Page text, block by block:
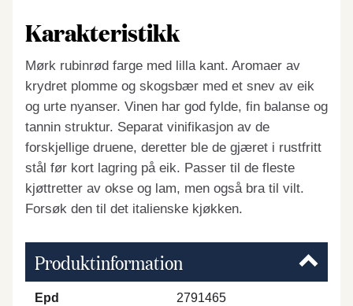
Karakteristikk
Mørk rubinrød farge med lilla kant. Aromaer av
krydret plomme og skogsbær med et snev av eik
og urte nyanser. Vinen har god fylde, fin balanse og
tannin struktur. Separat vinifikasjon av de
forskjellige druene, deretter ble de gjæret i rustfritt
stål før kort lagring på eik. Passer til de fleste
kjøttretter av okse og lam, men også bra til vilt.
Forsøk den til det italienske kjøkken.
Produktinformation
Epd 2791465